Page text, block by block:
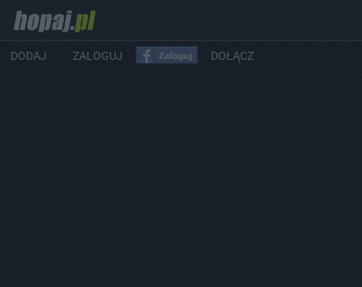
DODAJ ZALOGUJ DOŁĄCZ